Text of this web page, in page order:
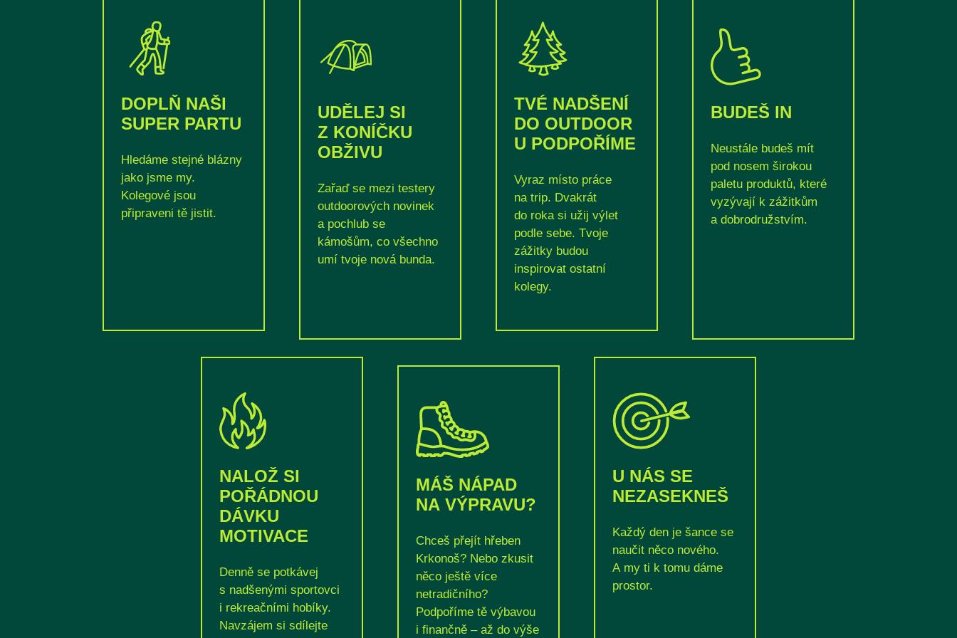
DOPLŇ NAŠI
SUPER PARTU
Hledáme stejné blázny
jako jsme my.
Kolegové jsou
připraveni tě jistit.
UDĚLEJ SI
Z KONÍČKU
OBŽIVU
Zařaď se mezi testery
outdoorových novinek
a pochlub se
kámošům, co všechno
umí tvoje nová bunda.
TVÉ NADŠENÍ
DO OUTDOOR
U PODPOŘÍME
Vyraz místo práce
na trip. Dvakrát
do roka si užij výlet
podle sebe. Tvoje
zážitky budou
inspirovat ostatní
kolegy.
BUDEŠ IN
Neustále budeš mít
pod nosem širokou
paletu produktů, které
vyzývají k zážitkům
a dobrodružstvím.
NALOŽ SI
POŘÁDNOU
DÁVKU
MOTIVACE
Denně se potkávej
s nadšenými sportovci
i rekreačními hobíky.
Navzájem si sdílejte
MÁŠ NÁPAD
NA VÝPRAVU?
Chceš přejít hřeben
Krkonoš? Nebo zkusit
něco ještě více
netradičního?
Podpoříme tě výbavou
i finančně – až do výše
U NÁS SE
NEZASEKNEŠ
Každý den je šance se
naučit něco nového.
A my ti k tomu dáme
prostor.